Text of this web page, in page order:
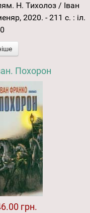
Н. Тихолоз / Іван
2020. - 211 с. : іл.
Похорон
грн.